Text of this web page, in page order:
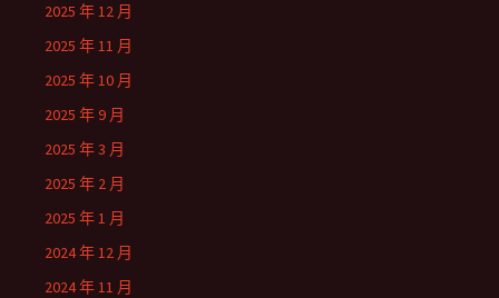
2025 年 12 月
2025 年 11 月
2025 年 10 月
2025 年 9 月
2025 年 3 月
2025 年 2 月
2025 年 1 月
2024 年 12 月
2024 年 11 月